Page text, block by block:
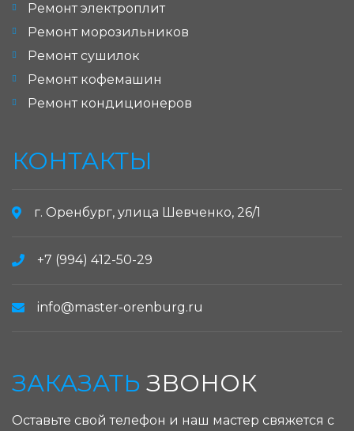
Ремонт электроплит
Ремонт морозильников
Ремонт сушилок
Ремонт кофемашин
Ремонт кондиционеров
КОНТАКТЫ
г. Оренбург, улица Шевченко, 26/1
+7 (994) 412-50-29
info@master-orenburg.ru
ЗАКАЗАТЬ ЗВОНОК
Оставьте свой телефон и наш мастер свяжется с